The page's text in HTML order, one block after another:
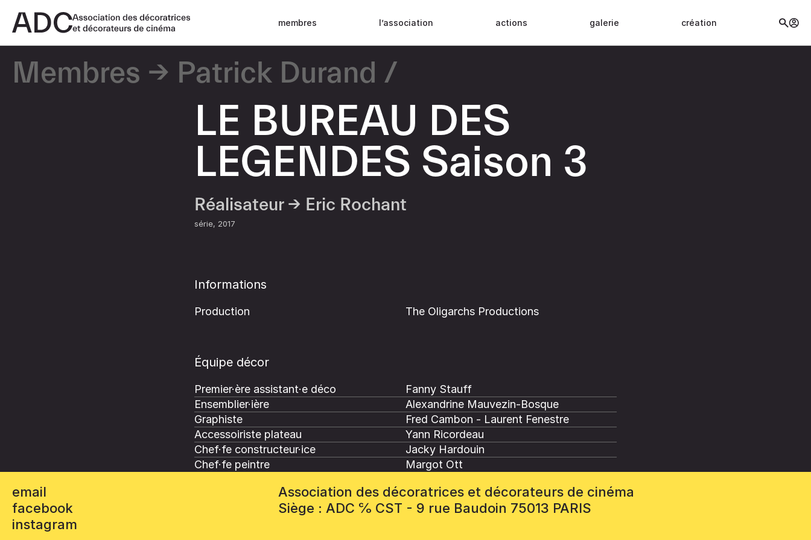
membres l’association actions galerie création
Membres Patrick Durand
LE BUREAU DES
LEGENDES Saison 3
Réalisateur → Eric Rochant
série 2017
Informations
Production The Oligarchs Productions
Équipe décor
Premier·ère assistant·e déco
Fanny Stauff
Ensemblier·ière
Alexandrine Mauvezin-Bosque
Graphiste
Fred Cambon - Laurent Fenestre
Accessoiriste plateau
Yann Ricordeau
Chef·fe constructeur·ice
Jacky Hardouin
Chef·fe peintre
Margot Ott
email
facebook
instagram
Association des décoratrices et décorateurs de cinéma
Siège : ADC ℅ CST - 9 rue Baudoin 75013 PARIS